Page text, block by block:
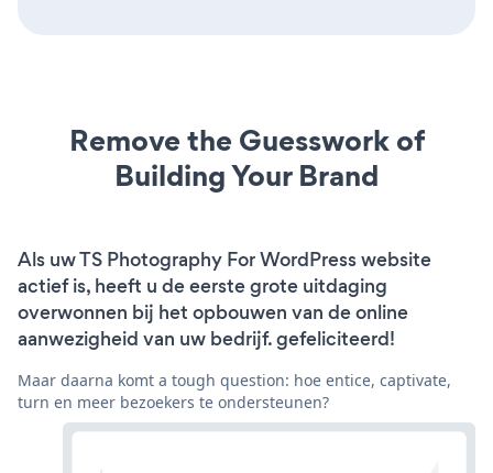
Remove the Guesswork of
Building Your Brand
Als uw TS Photography For WordPress website
actief is, heeft u de eerste grote uitdaging
overwonnen bij het opbouwen van de online
aanwezigheid van uw bedrijf. gefeliciteerd!
Maar daarna komt a tough question: hoe entice, captivate,
turn en meer bezoekers te ondersteunen?